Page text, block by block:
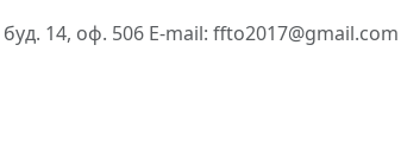
14, оф. 506 E-mail: ffto2017@gmail.com